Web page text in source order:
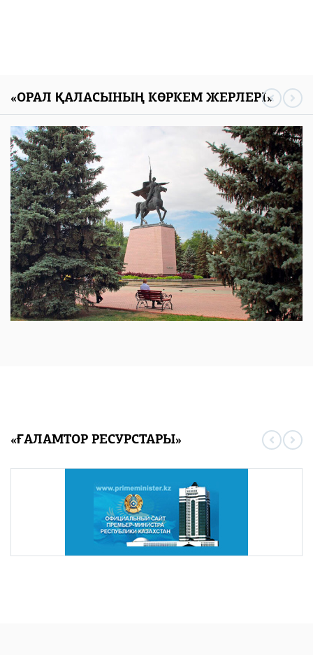
«ОРАЛ ҚАЛАСЫНЫҢ КӨРКЕМ ЖЕРЛЕРІ»
«ҒАЛАМТОР РЕСУРСТАРЫ»